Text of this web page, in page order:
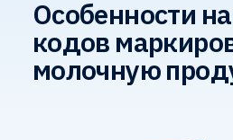
Особенности
кодов
молочную